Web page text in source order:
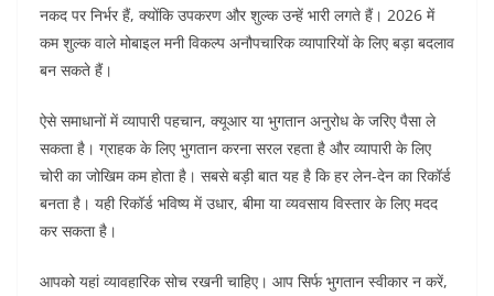
नकद पर निर्भर हैं, क्योंकि उपकरण और शुल्क उन्हें भारी लगते हैं। 2026 में
कम शुल्क वाले मोबाइल मनी विकल्प अनौपचारिक व्यापारियों के लिए बड़ा बदलाव
बन सकते हैं।
ऐसे समाधानों में व्यापारी पहचान, क्यूआर या भुगतान अनुरोध के जरिए पैसा ले
सकता है। ग्राहक के लिए भुगतान करना सरल रहता है और व्यापारी के लिए
चोरी का जोखिम कम होता है। सबसे बड़ी बात यह है कि हर लेन-देन का रिकॉर्ड
बनता है। यही रिकॉर्ड भविष्य में उधार, बीमा या व्यवसाय विस्तार के लिए मदद
कर सकता है।
आपको यहां व्यावहारिक सोच रखनी चाहिए। आप सिर्फ भुगतान स्वीकार न करें,